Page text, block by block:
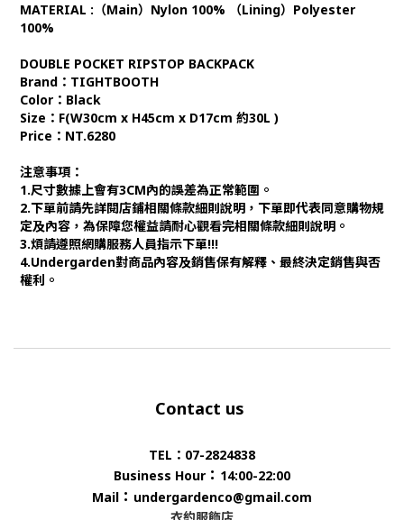
MATERIAL :（Main）Nylon 100% （Lining）Polyester
100%
DOUBLE POCKET RIPSTOP BACKPACK
Brand：TIGHTBOOTH
Color：Black
Size：F(W30cm x H45cm x D17cm 約30L )
Price：NT.6280
注意事項：
1.尺寸數據上會有3CM內的誤差為正常範圍。
2.下單前請先詳閱店鋪相關條款細則說明，下單即代表同意購物規
定及內容，為保障您權益請耐心觀看完相關條款細則說明。
3.煩請遵照網購服務人員指示下單!!!
4.Undergarden對商品內容及銷售保有解釋、最終決定銷售與否
權利。
Contact us
TEL：07-2824838
Business Hour ： 14:00-22:00
Mail ： undergardenco@gmail.com